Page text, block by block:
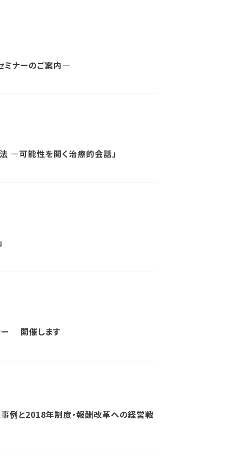
ミナーのご案内―
―可能性を開く治療的会話」
ー 開催します
例と2018年制度・報酬改革への経営戦